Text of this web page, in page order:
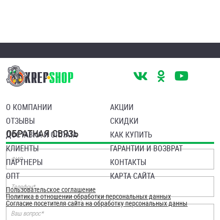
ОБРАТНАЯ СВЯЗЬ
О КОМПАНИИ
ОТЗЫВЫ
ДОСТАВКА И ОПЛАТА
КЛИЕНТЫ
ПАРТНЕРЫ
ОПТ
АКЦИИ
СКИДКИ
КАК КУПИТЬ
ГАРАНТИИ И ВОЗВРАТ
КОНТАКТЫ
КАРТА САЙТА
Пользовательское соглашение
Политика в отношении обработки персональных данных
Согласие посетителя сайта на обработку персональных данны